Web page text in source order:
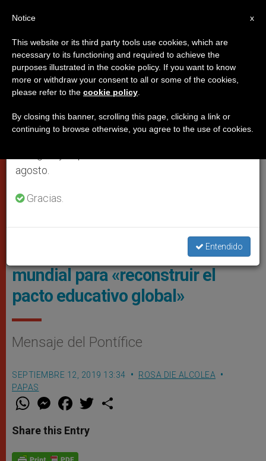
PAPAS
El Papa Visita La Escuela 'Elisa Scala' En Roma © Vatican Media
El Papa promueve evento
mundial para «reconstruir el
pacto educativo global»
Mensaje del Pontífice
SEPTIEMBRE 12, 2019 13:34
ROSA DIE ALCOLEA
PAPAS
W
t
s
p
M
e
s
e
g
F
a
e
b
o
w
Share this Entry
×
Aviso importante
Del 27 de julio al 7 de agosto haremos la pausa
anual, aprovechando que en el periodo de verano
se generan menos informaciones y también el
agosto.
Gracias.
Entendido
x
Notice
This website or its third party tools use cookies, which are
necessary to its functioning and required to achieve the
purposes illustrated in the cookie policy. If you want to know
more or withdraw your consent to all or some of the cookies,
please refer to the cookie policy
By closing this banner, scrolling this page, clicking a link or
continuing to browse otherwise, you agree to the use of cookies.